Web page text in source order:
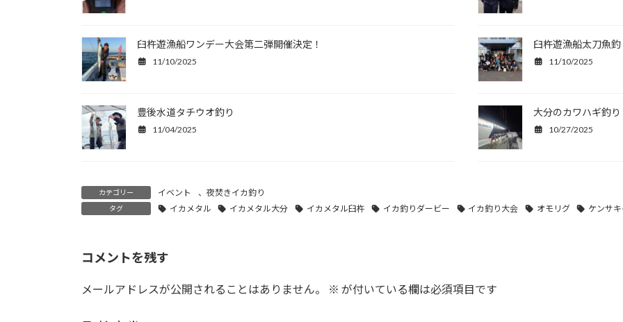
臼杵遊漁船ワンデー大会第二弾開催決定！
11/10/2025
臼杵遊漁船太刀魚
11/10/2025
豊後水道タチウオ釣り
11/04/2025
大分のカワハギ釣り
10/27/2025
カテゴリー イベント 、 夜焚きイカ釣り
タグ イカメタル イカメタル大分 イカメタル臼杵 イカ釣りダービー イカ釣り大会 オモリグ ケンサ
コメントを残す
メールアドレスが公開されることはありません。 ※ が付いている欄は必須項目です